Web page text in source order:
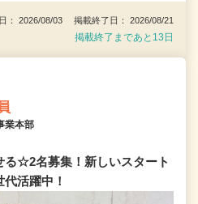
： 2026/08/03 掲載終了日： 2026/08/21
掲載終了まであと13日
業本部
る☆2名募集！新しいスタート
活躍中！